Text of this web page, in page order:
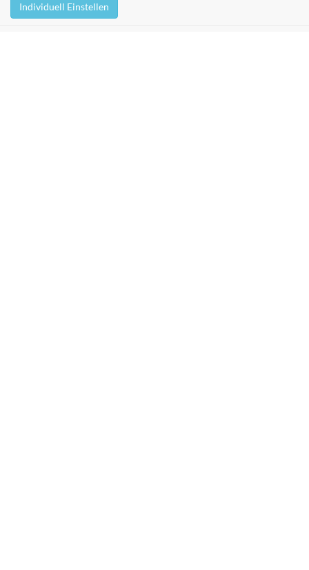
Individuell Einstellen